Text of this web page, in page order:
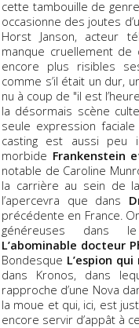
cette tambouille de
occasionne des joutes
Horst Janson, acteur
manque cruellement
encore plus risibles
comme s’il était un dur,
nu à coup de "il est
la désormais scène
seule expression
casting est aussi peu
morbide Frankenstein
notable de Caroline
la carrière au sein de
l’apercevra que dans
précédente en France.
généreuses dans
L’abominable docteur
Bondesque L’espion qui
dans Kronos, dans
rapproche d’une Nova
la moue et qui, ici, est
encore servir d’appât à